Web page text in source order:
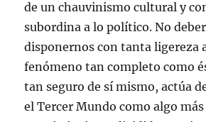
de un chauvinismo cultural y
subordina a lo político. No
disponernos con tanta ligereza
fenómeno tan completo como
tan seguro de sí mismo, actúa
el Tercer Mundo como algo